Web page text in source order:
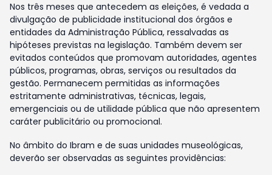
Nos três meses que antecedem as eleições, é vedada a
divulgação de publicidade institucional dos órgãos e
entidades da Administração Pública, ressalvadas as
hipóteses previstas na legislação. Também devem ser
evitados conteúdos que promovam autoridades, agentes
públicos, programas, obras, serviços ou resultados da
gestão. Permanecem permitidas as informações
estritamente administrativas, técnicas, legais,
emergenciais ou de utilidade pública que não apresentem
caráter publicitário ou promocional.
No âmbito do Ibram e de suas unidades museológicas,
deverão ser observadas as seguintes providências: